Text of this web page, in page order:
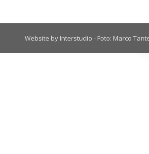
Website by Interstudio - Foto: Marco